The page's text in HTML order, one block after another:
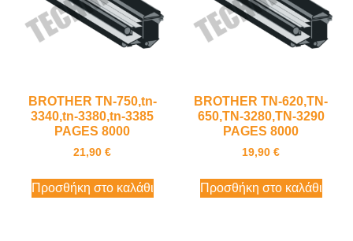
BROTHER TN-750,tn-
3340,tn-3380,tn-3385
PAGES 8000
21,90 €
Προσθήκη στο καλάθι
BROTHER TN-620,TN-
650,TN-3280,TN-3290
PAGES 8000
19,90 €
Προσθήκη στο καλάθι